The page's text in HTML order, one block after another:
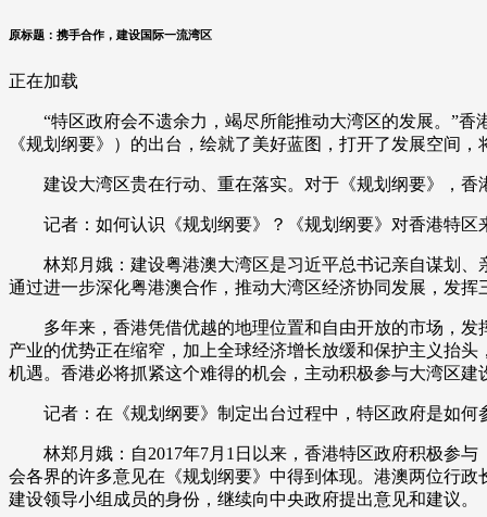
体育 直播 竞猜 2026年世界杯 2026年
VIP会员 CCTV奥林匹克频道 生活体育大会
大国智造 大国展会 大国保险 云顶对话
CCTV.节目官网 直播 节目单 栏目 片库
原标题：携手合作，建设国际一流湾区
正在加载
“特区政府会不遗余力，竭尽所能推动大湾区的发展。”香
《规划纲要》）的出台，绘就了美好蓝图，打开了发展空间
建设大湾区贵在行动、重在落实。对于《规划纲要》，香
记者：如何认识《规划纲要》？《规划纲要》对香港特区
林郑月娥：建设粤港澳大湾区是习近平总书记亲自谋划、
通过进一步深化粤港澳合作，推动大湾区经济协同发展，发
多年来，香港凭借优越的地理位置和自由开放的市场，发
产业的优势正在缩窄，加上全球经济增长放缓和保护主义抬
机遇。香港必将抓紧这个难得的机会，主动积极参与大湾区
记者：在《规划纲要》制定出台过程中，特区政府是如何
林郑月娥：自2017年7月1日以来，香港特区政府积极参与
会各界的许多意见在《规划纲要》中得到体现。港澳两位行
建设领导小组成员的身份，继续向中央政府提出意见和建议。